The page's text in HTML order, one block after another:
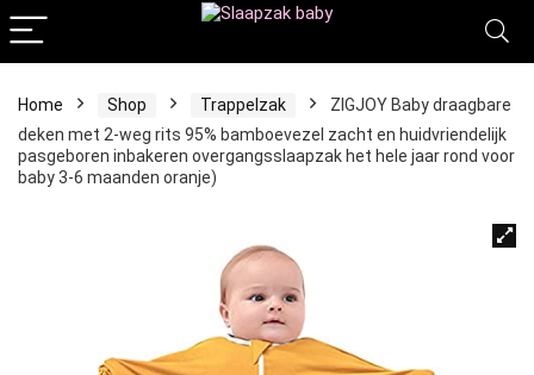
Home Shop Trappelzak
ZIGJOY Baby draagbare
deken met 2-weg rits 95% bamboevezel zacht en huidvriendelijk
pasgeboren inbakeren overgangsslaapzak het hele jaar rond voor
baby 3-6 maanden oranje)